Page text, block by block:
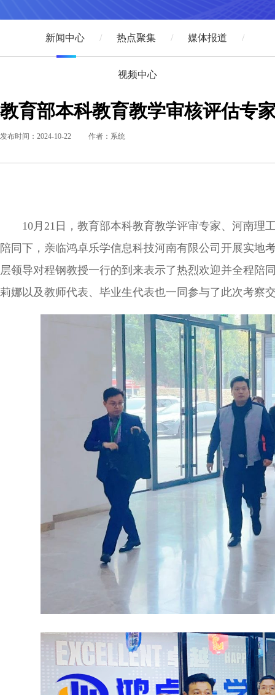
新闻中心 热点聚集 媒体报道
视频中心
教育部本科教育教学审核评估专
发布时间：2024-10-22 作者：系统
10月21日，教育部本科教育教学评审专家、河南理
陪同下，亲临鸿卓乐学信息科技河南有限公司开展实地
层领导对程钢教授一行的到来表示了热烈欢迎并全程陪
莉娜以及教师代表、毕业生代表也一同参与了此次考察